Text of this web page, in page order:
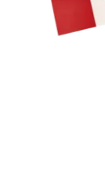
DÉTAILS